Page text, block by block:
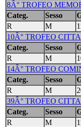
8Â° TROFEO
Categ.
Sesso
R
M
10Â° TROFEO
Categ.
Sesso
R
M
14Â° TROFEO
Categ.
Sesso
R
M
39Â° TROFEO
Categ.
Sesso
R
M